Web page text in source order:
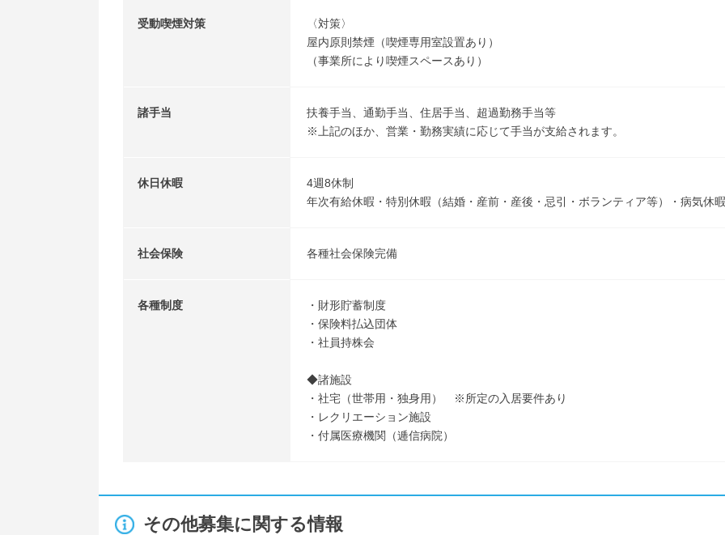
受動喫煙対策
〈対策〉
屋内原則禁煙（喫煙専用室設置あり）
（事業所により喫煙スペースあり）
諸手当
扶養手当、通勤手当、住居手当、超過勤務手当等
※上記のほか、営業・勤務実績に応じて手当が支給されます。
休日休暇
4週8休制
年次有給休暇・特別休暇（結婚・産前・産後・忌引・ボランティア等）・病気
社会保険 各種社会保険完備
各種制度
・財形貯蓄制度
・保険料払込団体
・社員持株会
◆諸施設
・社宅（世帯用・独身用） ※所定の入居要件あり
・レクリエーション施設
・付属医療機関（逓信病院）
その他募集に関する情報